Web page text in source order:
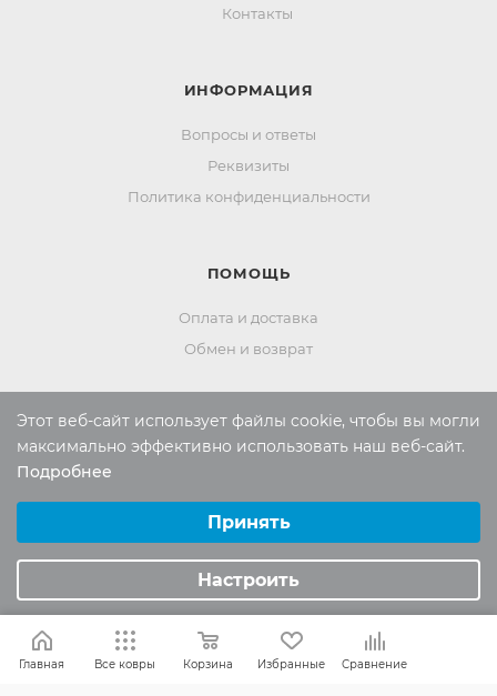
Контакты
ИНФОРМАЦИЯ
Вопросы и ответы
Реквизиты
Политика конфиденциальности
ПОМОЩЬ
Оплата и доставка
Обмен и возврат
Россия:
8 (800) 101-38-97
Отдел продаж:info@mr-kover.ru
Тех. поддержка:
2022-2026 © Интернет магазин
MR-KOVER.RU
Авторские права защищены. Воспроизведение
Главная Все ковры Корзина Избранные Сравнение
Этот веб-сайт использует файлы cookie, чтобы вы могли
максимально эффективно использовать наш веб-сайт.
Подробнее
Аналитические/Функциональные
Принять
Настроить